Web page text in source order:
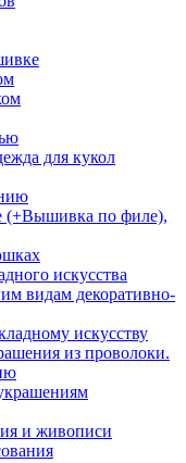
для кукол
(+Вышивка по филе),
искусства
видам декоративно-
искусству
из проволоки.
и живописи